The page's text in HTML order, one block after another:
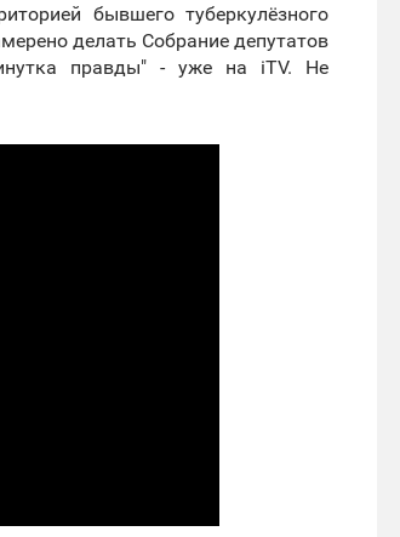
бывшего туберкулёзного
делать Собрание депутатов
правды" - уже на iTV. Не